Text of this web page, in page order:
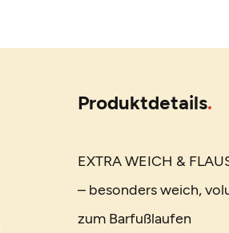
Produktdetails
EXTRA WEICH &
– besonders weich,
zum Barfußlaufen